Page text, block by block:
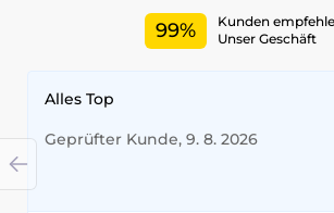
Leicht erhöhte Kanten um den
verhindern Kratzer beim Ablegen mit
hergestellt
99%
Kunden
Unser Geschäft
Alles Top
Geprüfter Kunde, 9. 8. 2026